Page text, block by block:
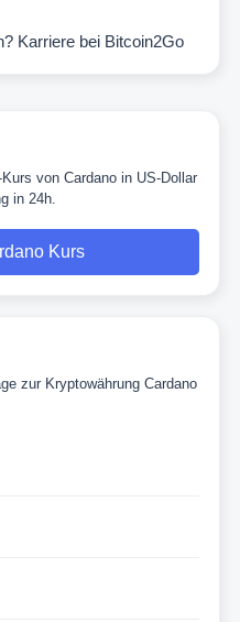
Karriere bei Bitcoin2Go
von Cardano in US-Dollar
in 24h.
Kurs
zur Kryptowährung Cardano